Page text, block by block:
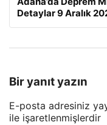
Detaylar 9 Aralık
Bir yanıt yazın
E-posta adresiniz
ile işaretlenmişlerdir